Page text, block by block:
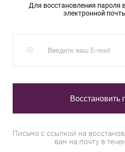
Для восстановления пароля
электронной
Письмо с ссылкой на
вам на почту в